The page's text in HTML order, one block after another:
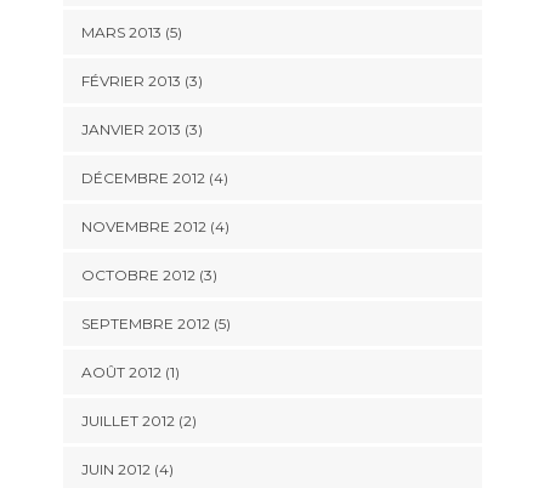
MARS 2013 (5)
FÉVRIER 2013 (3)
JANVIER 2013 (3)
DÉCEMBRE 2012(4)
NOVEMBRE 2012(4)
OCTOBRE 2012(3)
SEPTEMBRE 2012(5)
AOÛT 2012(1)
JUILLET 2012(2)
JUIN 2012(4)